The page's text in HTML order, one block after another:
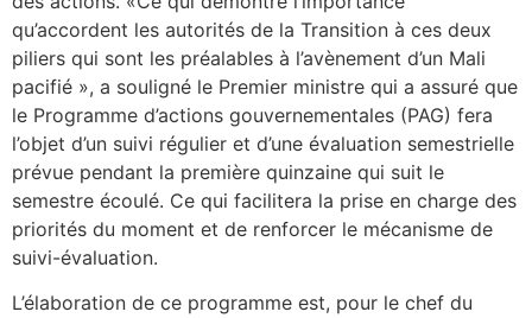
qu’accordent les autorités de la Transition à ces deux
piliers qui sont les préalables à l’avènement d’un Mali
pacifié », a souligné le Premier ministre qui a assuré que
le Programme d’actions gouvernementales (PAG) fera
l’objet d’un suivi régulier et d’une évaluation semestrielle
prévue pendant la première quinzaine qui suit le
semestre écoulé. Ce qui facilitera la prise en charge des
priorités du moment et de renforcer le mécanisme de
suivi-évaluation.
L’élaboration de ce programme est, pour le chef du